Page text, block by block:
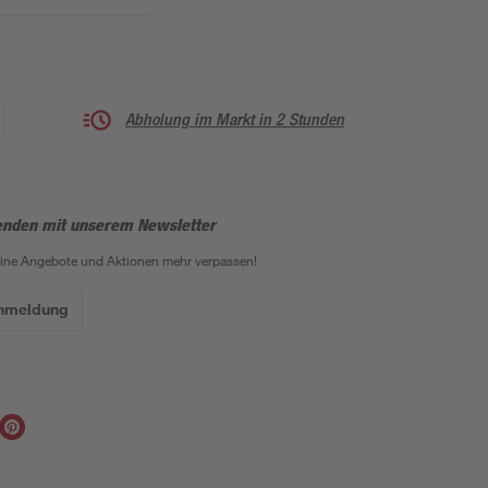
Abholung im Markt in 2 Stunden
mit unserem Newsletter
Angebote und Aktionen mehr verpassen!